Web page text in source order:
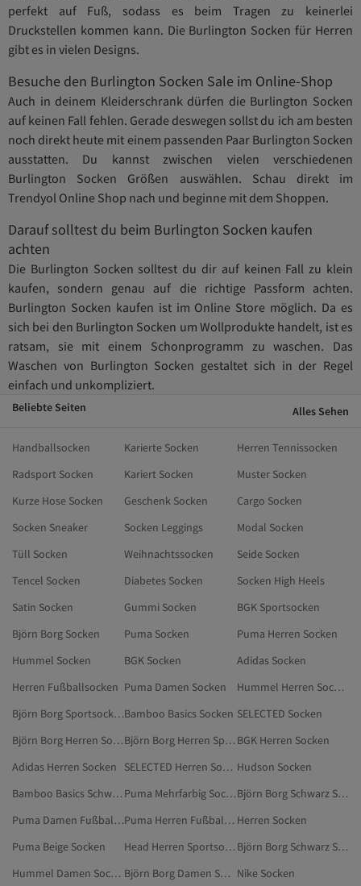
perfekt auf Fuß, sodass es beim Tragen zu keinerlei
Druckstellen kommen kann. Die Burlington Socken für Herren
gibt es in vielen Designs.
Besuche den Burlington Socken Sale im Online-Shop
Auch in deinem Kleiderschrank dürfen die Burlington Socken
auf keinen Fall fehlen. Gerade deswegen sollst du ich am besten
noch direkt heute mit einem passenden Paar Burlington Socken
ausstatten. Du kannst zwischen vielen verschiedenen
Burlington Socken Größen auswählen. Schau direkt im
Trendyol Online Shop nach und beginne mit dem Shoppen.
Darauf solltest du beim Burlington Socken kaufen
achten
Die Burlington Socken solltest du dir auf keinen Fall zu klein
kaufen, sondern genau auf die richtige Passform achten.
Burlington Socken kaufen ist im Online Store möglich. Da es
sich bei den Burlington Socken um Wollprodukte handelt, ist es
ratsam, sie mit einem Schonprogramm zu waschen. Das
Waschen von Burlington Socken gestaltet sich in der Regel
einfach und unkompliziert.
Beliebte Seiten Alles Sehen
Handballsocken Karierte Socken
Herren Tennissocken
Radsport Socken
Kariert Socken
Muster Socken
Kurze Hose Socken
Geschenk Socken
Cargo Socken
Socken Sneaker
Socken Leggings
Modal Socken
Tüll Socken
Weihnachtssocken
Seide Socken
Tencel Socken
Diabetes Socken
Socken High Heels
Satin Socken
Gummi Socken
BGK Sportsocken
Björn Borg Socken
Puma Socken
Puma Herren Socken
Hummel Socken
BGK Socken
Adidas Socken
Herren Fußballsocken Puma Damen Socken
Hummel Herren Socken
Björn Borg SportsockenBamboo Basics Socken SELECTED Socken
Björn Borg Herren Socken
Björn Borg Herren Sportsocken BGK Herren Socken
Adidas Herren Socken
SELECTED Herren Socken Hudson Socken
Bamboo Basics Schwarz Socken
Puma Mehrfarbig Socken
Björn Borg Schwarz Socken
Puma Damen Fußballsocken
Puma Herren Fußballsocken Herren Socken
Puma Beige Socken
Head Herren Sportsocken
Björn Borg Schwarz Sportsocken
Hummel Damen Socken
Björn Borg Damen Socken Nike Socken